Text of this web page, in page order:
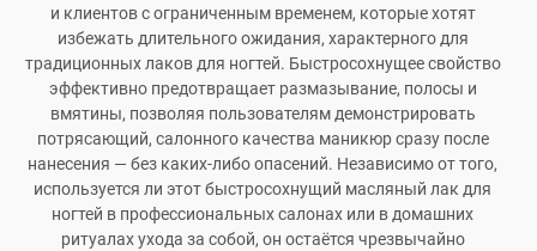
и клиентов с ограниченным временем, которые хотят
избежать длительного ожидания, характерного для
традиционных лаков для ногтей. Быстросохнущее свойство
эффективно предотвращает размазывание, полосы и
вмятины, позволяя пользователям демонстрировать
потрясающий, салонного качества маникюр сразу после
нанесения — без каких-либо опасений. Независимо от того,
используется ли этот быстросохнущий масляный лак для
ногтей в профессиональных салонах или в домашних
ритуалах ухода за собой, он остаётся чрезвычайно